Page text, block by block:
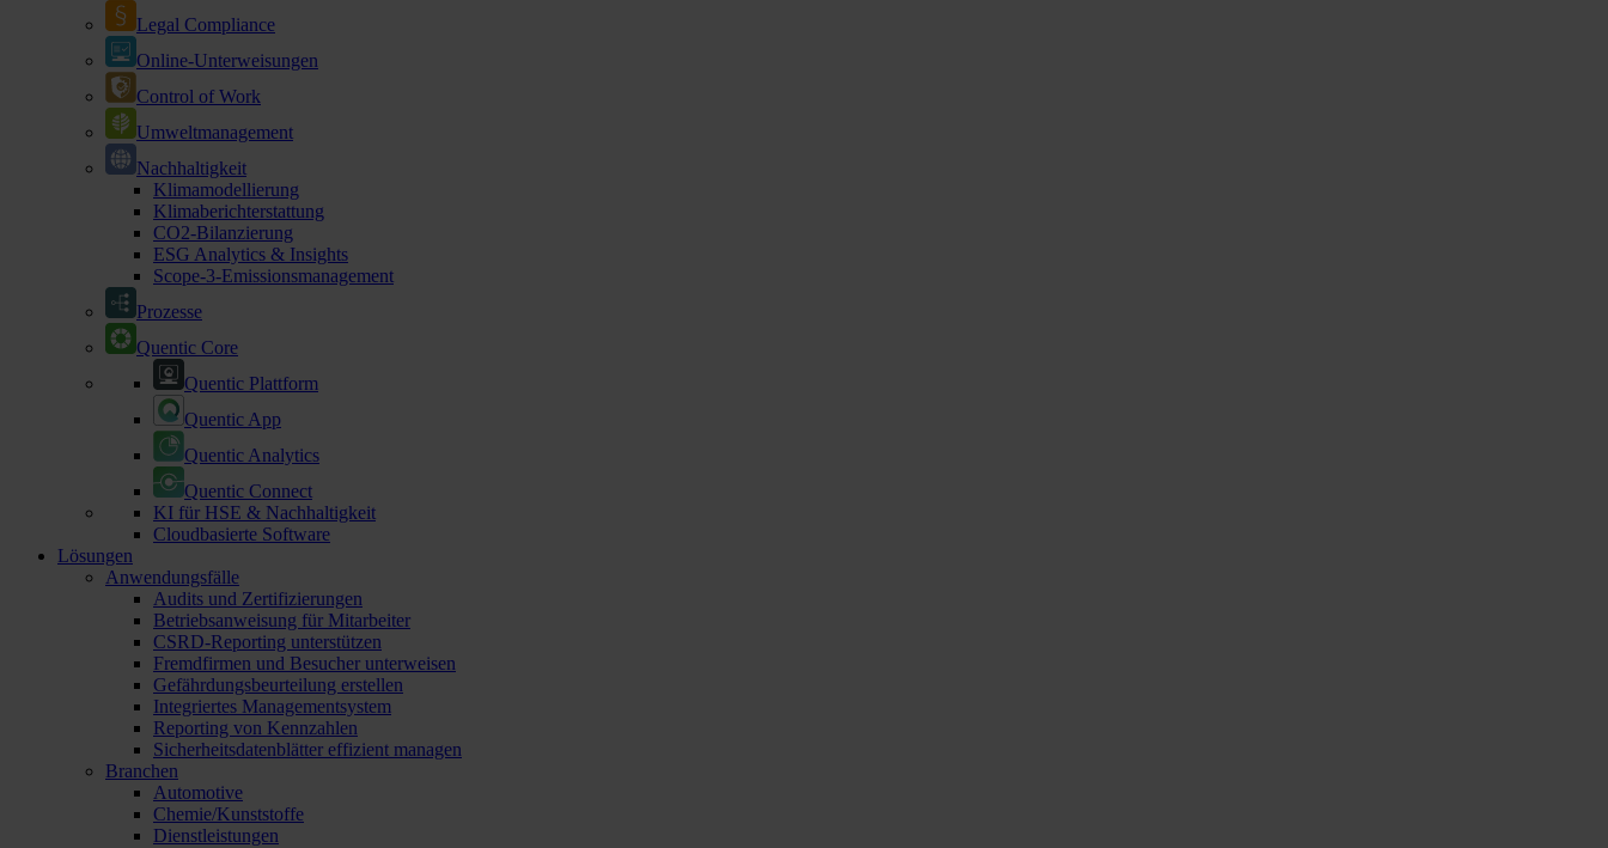
Legal Compliance
Online-Unterweisungen
Control of Work
Umweltmanagement
Nachhaltigkeit
Klimamodellierung
Klimaberichterstattung
CO2-Bilanzierung
ESG Analytics & Insights
Scope-3-Emissionsmanagement
Prozesse
Quentic Core
Quentic Plattform
Quentic App
Quentic Analytics
Quentic Connect
KI für HSE & Nachhaltigkeit
Cloudbasierte Software
Lösungen
Anwendungsfälle
Audits und Zertifizierungen
Betriebsanweisung für Mitarbeiter
CSRD-Reporting unterstützen
Fremdfirmen und Besucher unterweisen
Gefährdungsbeurteilung erstellen
Integriertes Managementsystem
Reporting von Kennzahlen
Sicherheitsdatenblätter effizient managen
Branchen
Automotive
Chemie/Kunststoffe
Dienstleistungen